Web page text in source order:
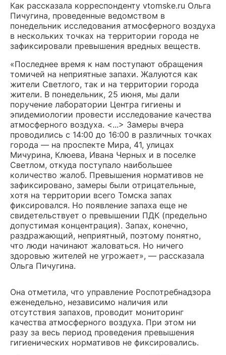
Как рассказала корреспонденту vtomske.ru Ольга
Пичугина, проведенные ведомством в
понедельник исследования атмосферного воздуха
в нескольких точках на территории города не
зафиксировали превышения вредных веществ.
«Последнее время к нам поступают обращения
томичей на неприятные запахи. Жалуются как
жители Светлого, так и на территории города
жители. В понедельник, 25 июня, мы дали
поручение лаборатории Центра гигиены и
эпидемиологии провести исследование качества
атмосферного воздуха. <...> Замеры вчера
проводились с 14:00 до 16:00 в различных точках
города — на проспекте Мира, 41, улицах
Мичурина, Клюева, Ивана Черных и в поселке
Светлом, откуда поступало наибольшее
количество жалоб. Превышения нормативов не
зафиксировано, замеры были отрицательные,
хотя на территории всего Томска запах
фиксировался. Но появление запаха еще не
свидетельствует о превышении ПДК (предельно
допустимая концентрация). Запах, конечно,
раздражающий, неприятный, поэтому понятно,
что люди начинают жаловаться. Но ничего
здоровью жителей не угрожает», — рассказала
Ольга Пичугина.
Она отметила, что управление Роспотребнадзора
еженедельно, независимо наличия или
отсутствия запахов, проводит мониторинг
качества атмосферного воздуха. При этом ни
разу за весь период проведения превышения
гигиенических нормативов не фиксировались.